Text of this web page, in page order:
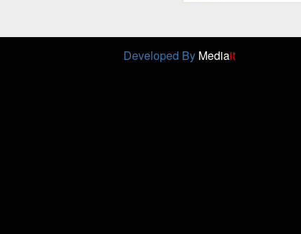
Developed By Mediait